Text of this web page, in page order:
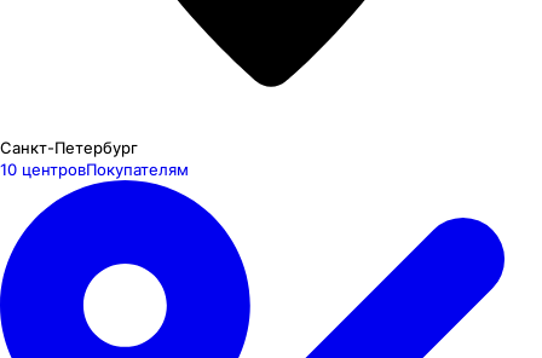
Санкт-Петербург
10 центровПокупателям